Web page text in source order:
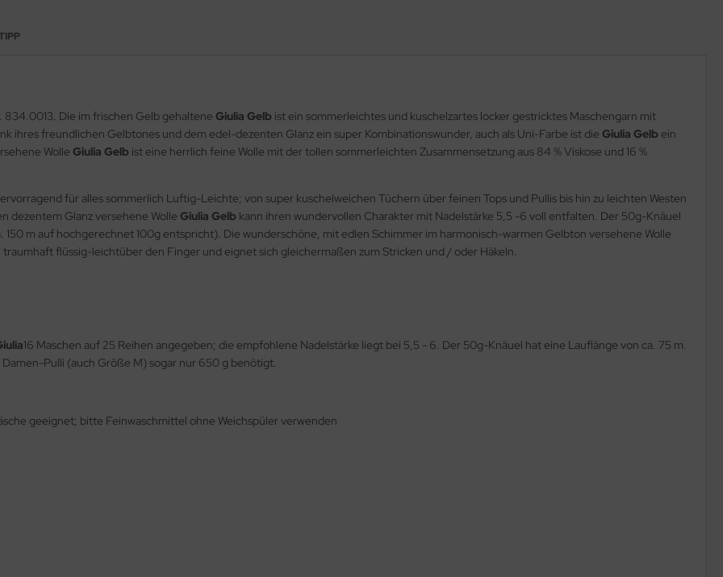
Die im frischen Gelb gehaltene Giulia Gelb ist ein sommerleichtes und kuschelzartes locker gestricktes Maschengarn mit
ihres freundlichen Gelbtones und dem edel-dezenten Glanz ein super Kombinationswunder, auch als Uni-Farbe ist die Giulia Gelb ein
Wolle Giulia Gelb ist eine herrlich feine Wolle mit der tollen sommerleichten Zusammensetzung aus 84 % Viskose und 16 %
für alles sommerlich Luftig-Leichte; von super kuschelweichen Tüchern über feinen Tops und Pullis bis hin zu leichten Westen
dezentem Glanz versehene Wolle Giulia Gelb kann ihren wundervollen Charakter mit Nadelstärke 5,5 -6 voll entfalten. Der 50g-Knäuel
150 m auf hochgerechnet 100g entspricht). Die wunderschöne, mit edlen Schimmer im harmonisch-warmen Gelbton versehene Wolle
flüssig-leichtüber den Finger und eignet sich gleichermaßen zum Stricken und / oder Häkeln.
16 Maschen auf 25 Reihen angegeben; die empfohlene Nadelstärke liegt bei 5,5 - 6. Der 50g-Knäuel hat eine Lauflänge von ca. 75 m.
Pulli (auch Größe M) sogar nur 650 g benötigt.
geeignet; bitte Feinwaschmittel ohne Weichspüler verwenden